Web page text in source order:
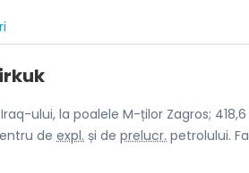
Iraq-ului, la poalele M-ților Zagros;
de expl. și de prelucr. petrolului.